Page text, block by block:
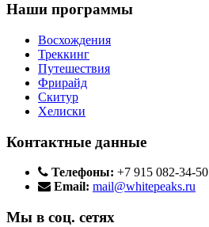
Наши программы
Восхождения
Треккинг
Путешествия
Фрирайд
Скитур
Хелиски
Контактные данные
Телефоны: +7 915 082-34-50
Email: mail@whitepeaks.ru
Мы в соц. сетях